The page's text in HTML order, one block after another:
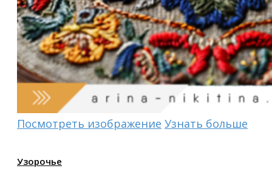
Посмотреть изображение Узнать больше
Узорочье